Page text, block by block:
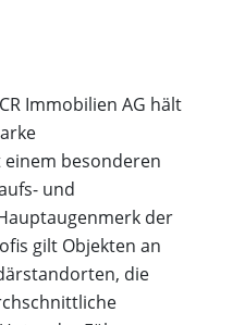
Immobilien AG hält
besonderen
und
der
gilt Objekten an
die